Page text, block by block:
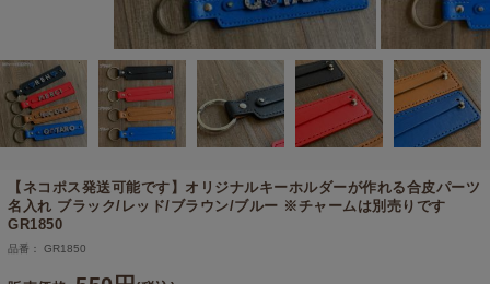
【ネコポス発送可能です】 オリジナルキーホルダーが作れる合皮パーツ
名入れ ブラック/レッド/ブラウン/ブルー ※チャームは別売りです
GR1850
品番： GR1850